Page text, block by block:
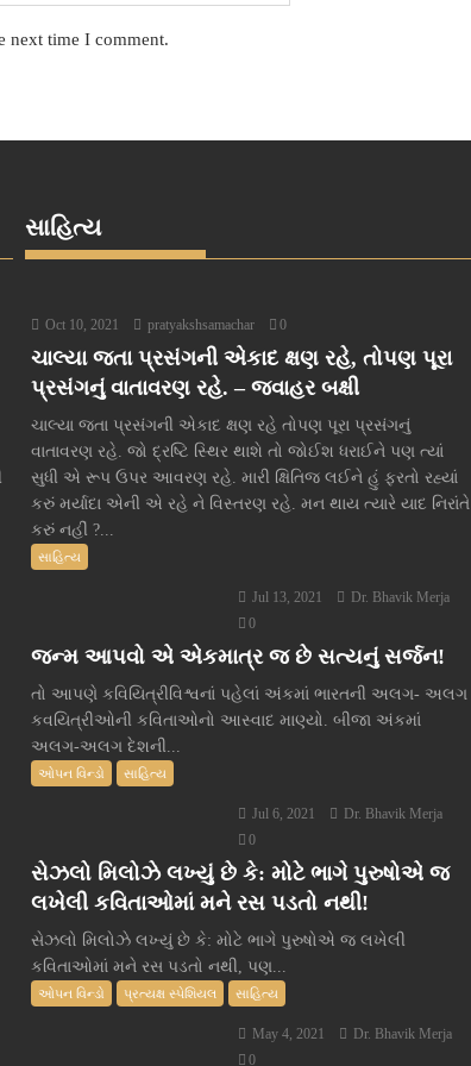
next time I comment.
સાહિત્ય
Oct 10, 2021 pratyakshsamachar 0
ચાલ્યા જતા પ્રસંગની એકાદ ક્ષણ રહે, તોપણ પૂરા
પ્રસંગનું વાતાવરણ રહે. – જવાહર બક્ષી
ચાલ્યા જતા પ્રસંગની એકાદ ક્ષણ રહે તોપણ પૂરા પ્રસંગનું
વાતાવરણ રહે. જો દ્રષ્ટિ સ્થિર થાશે તો જોઈશ ધરાઈને પણ ત્યાં
સુધી એ રૂપ ઉપર આવરણ રહે. મારી ક્ષિતિજ લઈને હું ફરતો રહ્યાં
કરું મર્યાદા એની એ રહે ને વિસ્તરણ રહે. મન થાય ત્યારે યાદ નિરાંતે
કરું નહીં ?...
સાહિત્ય
Jul 13, 2021
Dr. Bhavik Merja
0
જન્મ આપવો એ એકમાત્ર જ છે સત્યનું સર્જન!
તો આપણે કવિયિત્રીવિશ્વનાં પહેલાં અંકમાં ભારતની અલગ- અલગ
કવયિત્રીઓની કવિતાઓનો આસ્વાદ માણ્યો. બીજા અંકમાં
અલગ-અલગ દેશની...
ઓપન વિન્ડો સાહિત્ય
Jul 6, 2021
Dr. Bhavik Merja
0
સેઝલો મિલોઝે લખ્યું છે કે: મોટે ભાગે પુરુષોએ જ
લખેલી કવિતાઓમાં મને રસ પડતો નથી!
સેઝલો મિલોઝે લખ્યું છે કે: મોટે ભાગે પુરુષોએ જ લખેલી
કવિતાઓમાં મને રસ પડતો નથી, પણ...
ઓપન વિન્ડો પ્રત્યક્ષ સ્પેશિયલ સાહિત્ય
May 4, 2021
Dr. Bhavik Merja
0